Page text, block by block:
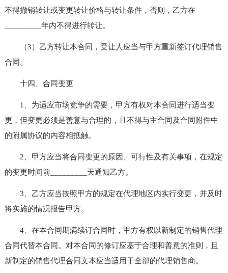
不得撤销转让或变更转让价格与转让条件，否则，乙方在
_________年内不得进行转让。
（3）乙方转让本合同，受让人应当与甲方重新签订代理销售
合同。
十四、合同变更
1、为适应市场竞争的需要，甲方有权对本合同进行适当变
更，但变更必须是善意与合理的，且不得与主合同及合同附件中
的附属协议的内容相抵触。
2、甲方应当将合同变更的原因、可行性及有关事项，在规定
的变更时间前_________天通知乙方。
3、乙方应当按照甲方的规定在代理地区内实行变更，并及时
将实施的情况报告甲方。
4、在本合同期满续订合同时，甲方有权以新制定的销售代理
合同代替本合同。对本合同的修订应基于合理和善意的准则，且
新制定的销售代理合同文本应当适用于全部的代理销售商。